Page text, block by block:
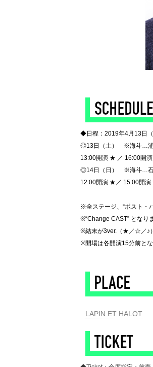
◆日程：2019年4月13日
◎13日（土） ※海斗…浦
13:00開演 ★ ／ 16:00開
◎14日（日） ※海斗…石
12:00開演 ★／ 15:00開
※全ステージ、“ポスト・
※“Change CAST” となり
※結末が3ver.（★／☆／♪
※開場は各開演15分前と
LAPIN ET HALOT